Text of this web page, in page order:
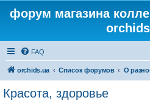
форум магазина
FAQ
orchids.ua Список форумов О
Красота, здоровье